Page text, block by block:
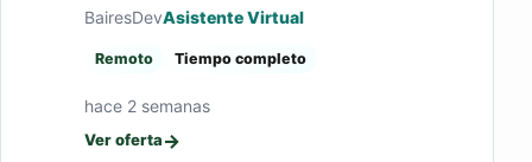
BairesDevAsistente Virtual
Remoto Tiempo completo
hace 2 semanas
Ver oferta→